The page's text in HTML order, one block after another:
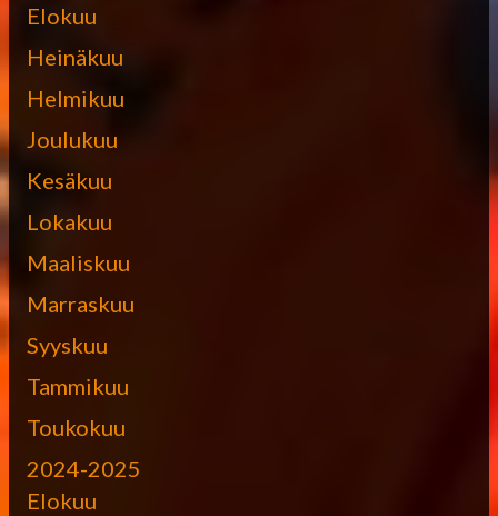
Elokuu
Heinäkuu
Helmikuu
Joulukuu
Kesäkuu
Lokakuu
Maaliskuu
Marraskuu
Syyskuu
Tammikuu
Toukokuu
2024-2025
Elokuu